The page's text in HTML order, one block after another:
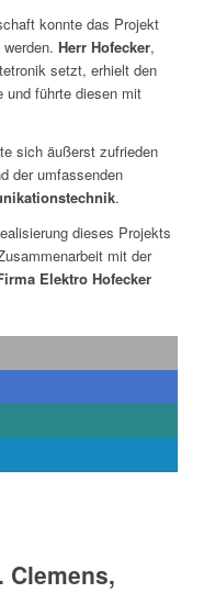
konnte das Projekt
Herr Hofecker,
setzt, erhielt den
und führte diesen mit
sich äußerst zufrieden
der umfassenden
.
dieses Projekts
mit der
Elektro Hofecker
Clemens,